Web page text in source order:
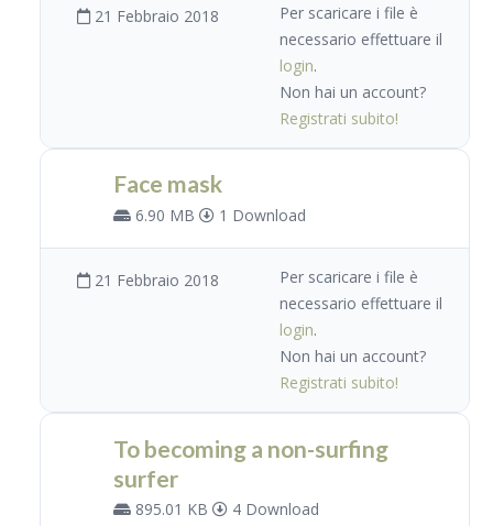
21 Febbraio 2018
Per scaricare i file è
necessario effettuare il
login.
Non hai un account?
Registrati subito!
Face mask
6.90 MB 1 Download
21 Febbraio 2018
Per scaricare i file è
necessario effettuare il
login.
Non hai un account?
Registrati subito!
To becoming a non-surfing
surfer
895.01 KB 4 Download